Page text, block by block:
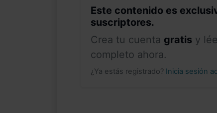
Este contenido es
suscriptores.
Crea tu cuenta gratis y
completo ahora.
¿Ya estás registrado? Inicia sesión